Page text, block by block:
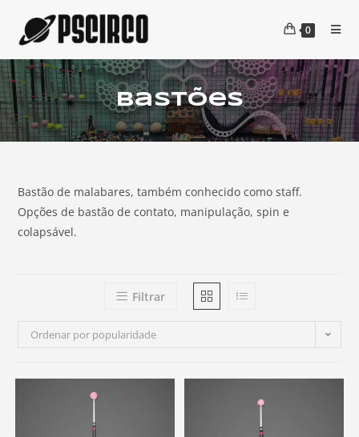
0
Bastões
Bastão de malabares, também conhecido como staff.
Opções de bastão de contato, manipulação, spin e
colapsável.
Filtrar
Ordenar por popularidade